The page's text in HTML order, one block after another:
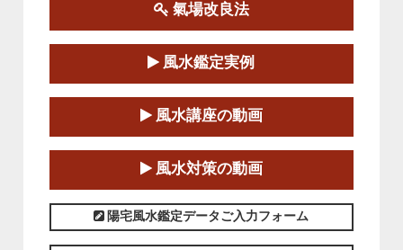
第１８期立命塾『実践的易学講座』
2025-06-21～2025-08-24
この講座の募集は終了しました。
第１８期立命塾「実践的四柱立命学（四
柱推命学）講座」
2025-01-11～2025-05-11
この講座の募集は終了しました。
氣場改良法
風水鑑定実例
風水講座の動画
風水対策の動画
陽宅風水鑑定データご入力フォーム